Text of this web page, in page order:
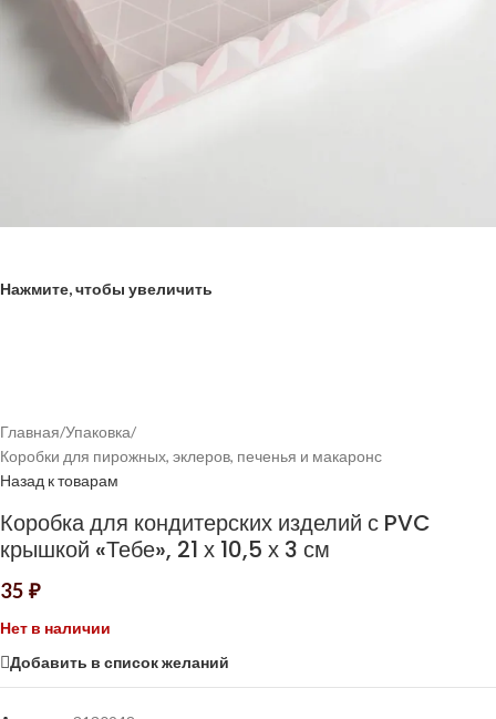
Нажмите, чтобы увеличить
Главная/Упаковка/
Коробки для пирожных, эклеров, печенья и макаронс
Назад к товарам
Коробка для кондитерских изделий с PVC
крышкой «Тебе», 21 х 10,5 х 3 см
35 ₽
Нет в наличии
Добавить в список желаний